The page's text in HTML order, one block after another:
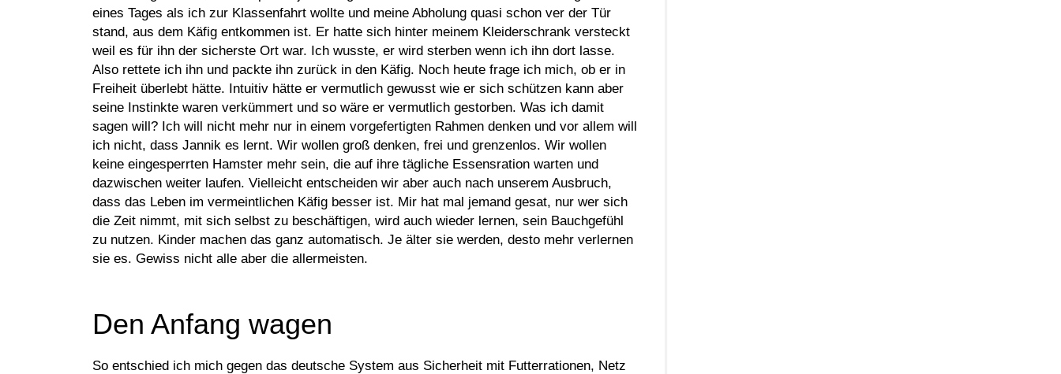
eines Tages als ich zur Klassenfahrt wollte und meine Abholung quasi schon ver der Tür
stand, aus dem Käfig entkommen ist. Er hatte sich hinter meinem Kleiderschrank versteckt
weil es für ihn der sicherste Ort war. Ich wusste, er wird sterben wenn ich ihn dort lasse.
Also rettete ich ihn und packte ihn zurück in den Käfig. Noch heute frage ich mich, ob er in
Freiheit überlebt hätte. Intuitiv hätte er vermutlich gewusst wie er sich schützen kann aber
seine Instinkte waren verkümmert und so wäre er vermutlich gestorben. Was ich damit
sagen will? Ich will nicht mehr nur in einem vorgefertigten Rahmen denken und vor allem will
ich nicht, dass Jannik es lernt. Wir wollen groß denken, frei und grenzenlos. Wir wollen
keine eingesperrten Hamster mehr sein, die auf ihre tägliche Essensration warten und
dazwischen weiter laufen. Vielleicht entscheiden wir aber auch nach unserem Ausbruch,
dass das Leben im vermeintlichen Käfig besser ist. Mir hat mal jemand gesat, nur wer sich
die Zeit nimmt, mit sich selbst zu beschäftigen, wird auch wieder lernen, sein Bauchgefühl
zu nutzen. Kinder machen das ganz automatisch. Je älter sie werden, desto mehr verlernen
sie es. Gewiss nicht alle aber die allermeisten.
Den Anfang wagen
So entschied ich mich gegen das deutsche System aus Sicherheit mit Futterrationen, Netz